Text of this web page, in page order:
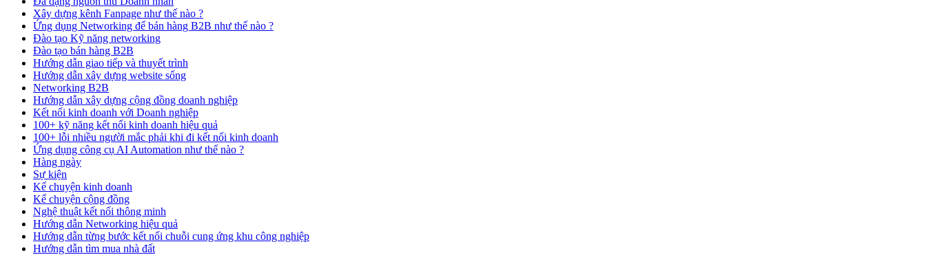
Xây dựng kênh Fanpage như thế nào ?
Ứng dụng Networking để bán hàng B2B như thế nào ?
Đào tạo Kỹ năng networking
Đào tạo bán hàng B2B
Hướng dẫn giao tiếp và thuyết trình
Hướng dẫn xây dựng website sống
Networking B2B
Hướng dẫn xây dựng cộng đồng doanh nghiệp
Kết nối kinh doanh với Doanh nghiệp
100+ kỹ năng kết nối kinh doanh hiệu quả
100+ lỗi nhiều người mắc phải khi đi kết nối kinh doanh
Ứng dụng công cụ AI Automation như thế nào ?
Hàng ngày
Sự kiện
Kể chuyện kinh doanh
Kể chuyện cộng đồng
Nghệ thuật kết nối thông minh
Hướng dẫn Networking hiệu quả
Hướng dẫn từng bước kết nối chuỗi cung ứng khu công nghiệp
Hướng dẫn tìm mua nhà đất